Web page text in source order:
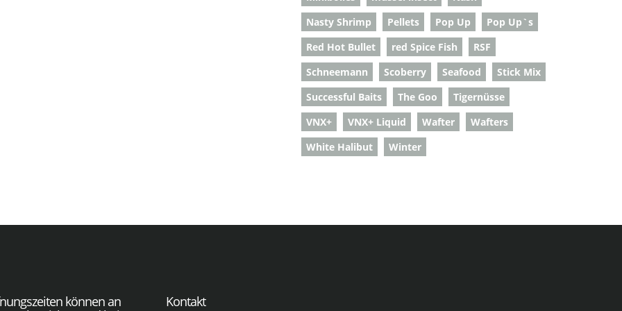
Nasty Shrimp
Pellets Pop Up
Pop Up`s
Red Hot Bullet
red Spice Fish
RSF
Schneemann
Scoberry Seafood
Stick Mix
Successful Baits
The Goo
Tigernüsse
VNX+
VNX+ Liquid Wafter
Wafters
White Halibut
Winter
können an
Kontakt